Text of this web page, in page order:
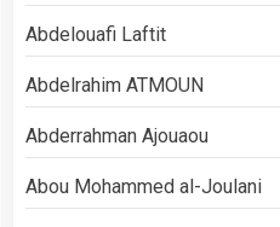
Abdelouafi Laftit
Abdelrahim ATMOUN
Abderrahman Ajouaou
Abou Mohammed al-Joulani